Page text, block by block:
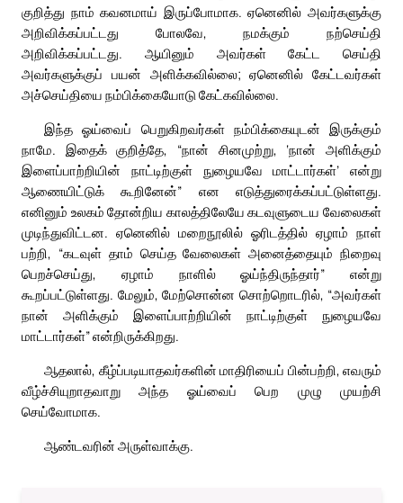
குறித்து நாம் கவனமாய் இருப்போமாக. ஏனெனில் அவர்களுக்கு
அறிவிக்கப்பட்டது போலவே, நமக்கும் நற்செய்தி
அறிவிக்கப்பட்டது. ஆயினும் அவர்கள் கேட்ட செய்தி
அவர்களுக்குப் பயன் அளிக்கவில்லை; ஏனெனில் கேட்டவர்கள்
அச்செய்தியை நம்பிக்கையோடு கேட்கவில்லை.
இந்த ஓய்வைப் பெறுகிறவர்கள் நம்பிக்கையுடன் இருக்கும்
நாமே. இதைக் குறித்தே, “நான் சினமுற்று, ‘நான் அளிக்கும்
இளைப்பாற்றியின் நாட்டிற்குள் நுழையவே மாட்டார்கள்’ என்று
ஆணையிட்டுக் கூறினேன்” என எடுத்துரைக்கப்பட்டுள்ளது.
எனினும் உலகம் தோன்றிய காலத்திலேயே கடவுளுடைய வேலைகள்
முடிந்துவிட்டன. ஏனெனில் மறைநூலில் ஓரிடத்தில் ஏழாம் நாள்
பற்றி, “கடவுள் தாம் செய்த வேலைகள் அனைத்தையும் நிறைவு
பெறச்செய்து, ஏழாம் நாளில் ஓய்ந்திருந்தார்” என்று
கூறப்பட்டுள்ளது. மேலும், மேற்சொன்ன சொற்றொடரில், “அவர்கள்
நான் அளிக்கும் இளைப்பாற்றியின் நாட்டிற்குள் நுழையவே
மாட்டார்கள்” என்றிருக்கிறது.
ஆதலால், கீழ்ப்படியாதவர்களின் மாதிரியைப் பின்பற்றி, எவரும்
வீழ்ச்சியுறாதவாறு அந்த ஓய்வைப் பெற முழு முயற்சி
செய்வோமாக.
ஆண்டவரின் அருள்வாக்கு.